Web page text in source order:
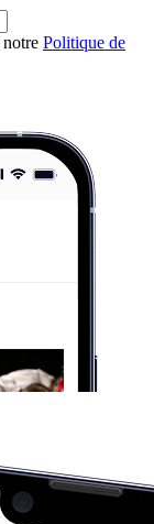
notre Politique de